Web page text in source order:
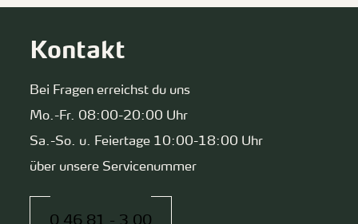
Kontakt
Bei Fragen erreichst du uns
Mo.-Fr. 08:00-20:00 Uhr
Sa.-So. u. Feiertage 10:00-18:00 Uhr
über unsere Servicenummer
0 46 81 - 3 00